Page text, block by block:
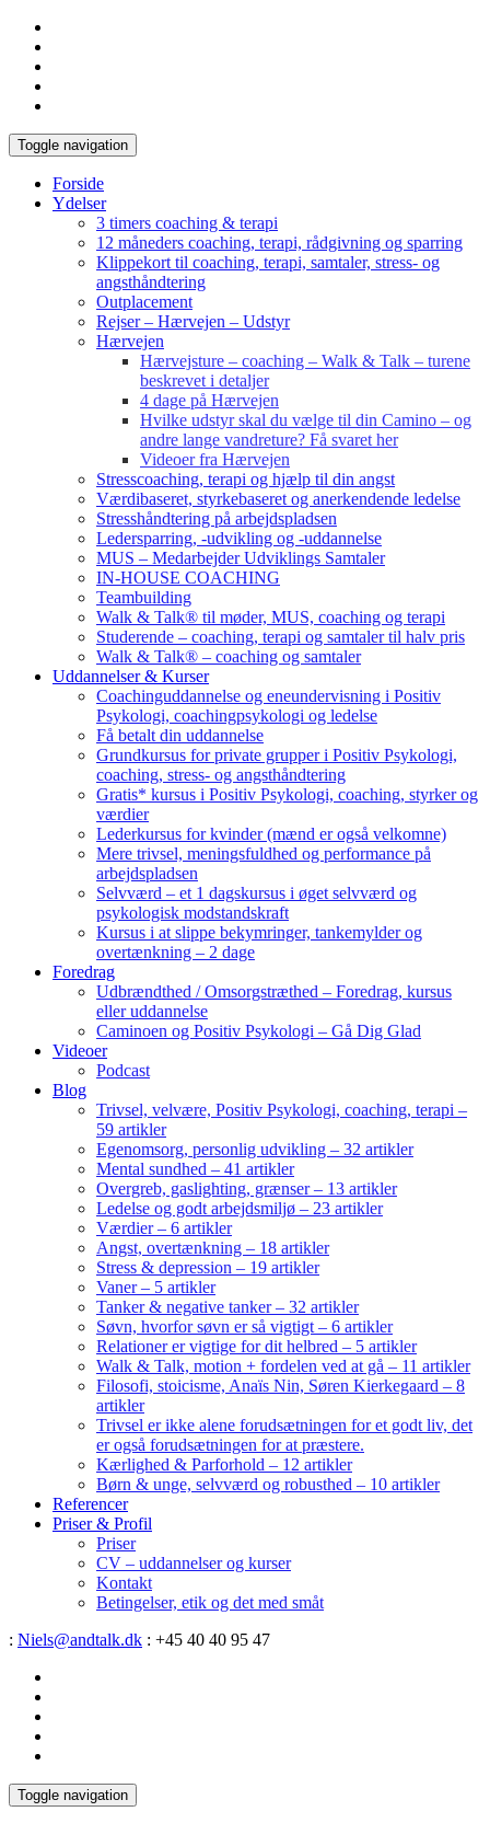
Toggle navigation
Forside
Ydelser
3 timers coaching & terapi
12 måneders coaching, terapi, rådgivning og sparring
Klippekort til coaching, terapi, samtaler, stress- og
angsthåndtering
Outplacement
Rejser – Hærvejen – Udstyr
Hærvejen
Hærvejsture – coaching – Walk & Talk – turene
beskrevet i detaljer
4 dage på Hærvejen
Hvilke udstyr skal du vælge til din Camino – og
andre lange vandreture? Få svaret her
Videoer fra Hærvejen
Stresscoaching, terapi og hjælp til din angst
Værdibaseret, styrkebaseret og anerkendende ledelse
Stresshåndtering på arbejdspladsen
Ledersparring, -udvikling og -uddannelse
MUS – Medarbejder Udviklings Samtaler
IN-HOUSE COACHING
Teambuilding
Walk & Talk® til møder, MUS, coaching og terapi
Studerende – coaching, terapi og samtaler til halv pris
Walk & Talk® – coaching og samtaler
Uddannelser & Kurser
Coachinguddannelse og eneundervisning i Positiv
Psykologi, coachingpsykologi og ledelse
Få betalt din uddannelse
Grundkursus for private grupper i Positiv Psykologi,
coaching, stress- og angsthåndtering
Gratis* kursus i Positiv Psykologi, coaching, styrker og
værdier
Lederkursus for kvinder (mænd er også velkomne)
Mere trivsel, meningsfuldhed og performance på
arbejdspladsen
Selvværd – et 1 dagskursus i øget selvværd og
psykologisk modstandskraft
Kursus i at slippe bekymringer, tankemylder og
overtænkning – 2 dage
Foredrag
Udbrændthed / Omsorgstræthed – Foredrag, kursus
eller uddannelse
Caminoen og Positiv Psykologi – Gå Dig Glad
Videoer
Podcast
Blog
Trivsel, velvære, Positiv Psykologi, coaching, terapi –
59 artikler
Egenomsorg, personlig udvikling – 32 artikler
Mental sundhed – 41 artikler
Overgreb, gaslighting, grænser – 13 artikler
Ledelse og godt arbejdsmiljø – 23 artikler
Værdier – 6 artikler
Angst, overtænkning – 18 artikler
Stress & depression – 19 artikler
Vaner – 5 artikler
Tanker & negative tanker – 32 artikler
Søvn, hvorfor søvn er så vigtigt – 6 artikler
Relationer er vigtige for dit helbred – 5 artikler
Walk & Talk, motion + fordelen ved at gå – 11 artikler
Filosofi, stoicisme, Anaïs Nin, Søren Kierkegaard – 8
artikler
Trivsel er ikke alene forudsætningen for et godt liv, det
er også forudsætningen for at præstere.
Kærlighed & Parforhold – 12 artikler
Børn & unge, selvværd og robusthed – 10 artikler
Referencer
Priser & Profil
Priser
CV – uddannelser og kurser
Kontakt
Betingelser, etik og det med småt
: Niels@andtalk.dk : +45 40 40 95 47
Toggle navigation